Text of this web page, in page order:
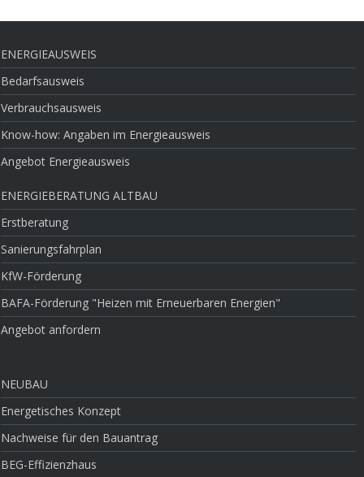
ENERGIEAUSWEIS
Bedarfsausweis
Verbrauchsausweis
Know-how: Angaben im Energieausweis
Angebot Energieausweis
ENERGIEBERATUNG ALTBAU
Erstberatung
Sanierungsfahrplan
KfW-Förderung
BAFA-Förderung "Heizen mit Erneuerbaren Energien"
Angebot anfordern
NEUBAU
Energetisches Konzept
Nachweise für den Bauantrag
BEG-Effizienzhaus